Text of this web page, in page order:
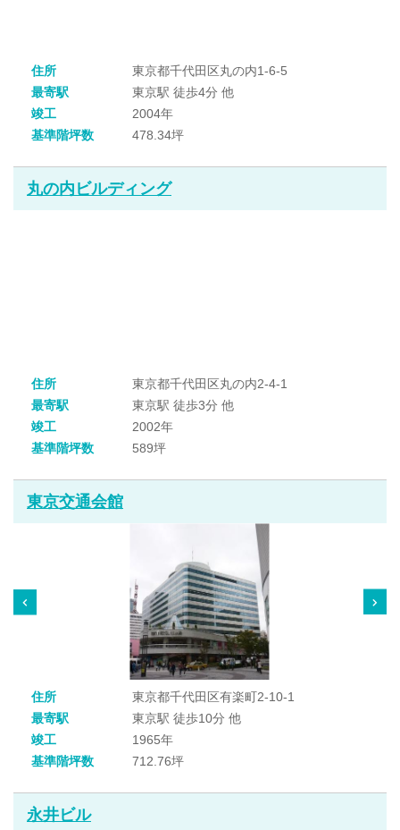
住所
東京都千代田区丸の内1-6-5
最寄駅
東京駅 徒歩4分 他
竣工
2004年
基準階坪数
478.34坪
丸の内ビルディング
住所
東京都千代田区丸の内2-4-1
最寄駅
東京駅 徒歩3分 他
竣工
2002年
基準階坪数
589坪
東京交通会館
住所
東京都千代田区有楽町2-10-1
最寄駅
東京駅 徒歩10分 他
竣工
1965年
基準階坪数
712.76坪
永井ビル